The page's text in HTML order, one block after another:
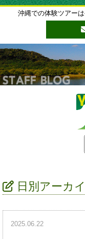
沖縄での体験ツアー
日別アーカ
2025.06.22